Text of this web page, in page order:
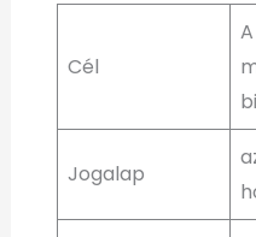
Cél
Jogalap